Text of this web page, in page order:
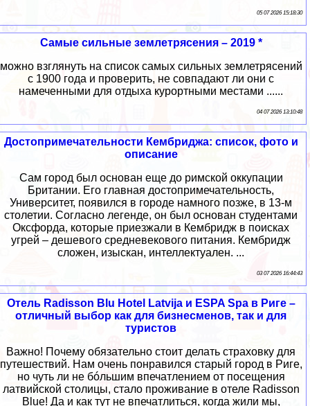
05 07 2026 15:18:30
Самые сильные землетрясения – 2019 *
можно взглянуть на список самых сильных землетрясений
с 1900 года и проверить, не совпадают ли они с
намеченными для отдыха курортными местами ......
04 07 2026 13:10:48
Достопримечательности Кембриджа: список, фото и
описание
Сам город был основан еще до римской оккупации
Британии. Его главная достопримечательность,
Университет, появился в городе намного позже, в 13-м
столетии. Согласно легенде, он был основан студентами
Оксфорда, которые приезжали в Кембридж в поисках
угрей – дешевого средневекового питания. Кембридж
сложен, изыскан, интеллектуален. ...
03 07 2026 16:44:43
Отель Radisson Blu Hotel Latvija и ESPA Spa в Риге –
отличный выбор как для бизнесменов, так и для
туристов
Важно! Почему обязательно стоит делать страховку для
путешествий. Нам очень понравился старый город в Риге,
но чуть ли не бóльшим впечатлением от посещения
латвийской столицы, стало проживание в отеле Radisson
Blue! Да и как тут не впечатлиться, когда жили мы,